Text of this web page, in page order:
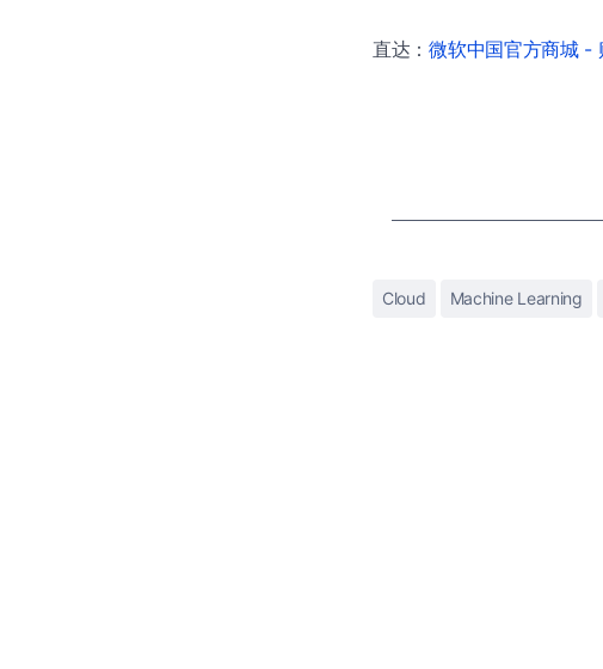
直达：微软中国官方商城 -
Cloud Machine Learning